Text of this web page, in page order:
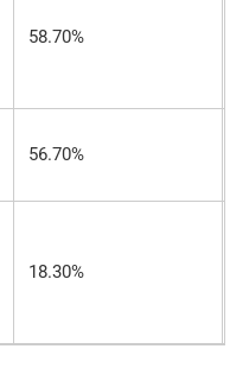
58.70%
56.70%
18.30%